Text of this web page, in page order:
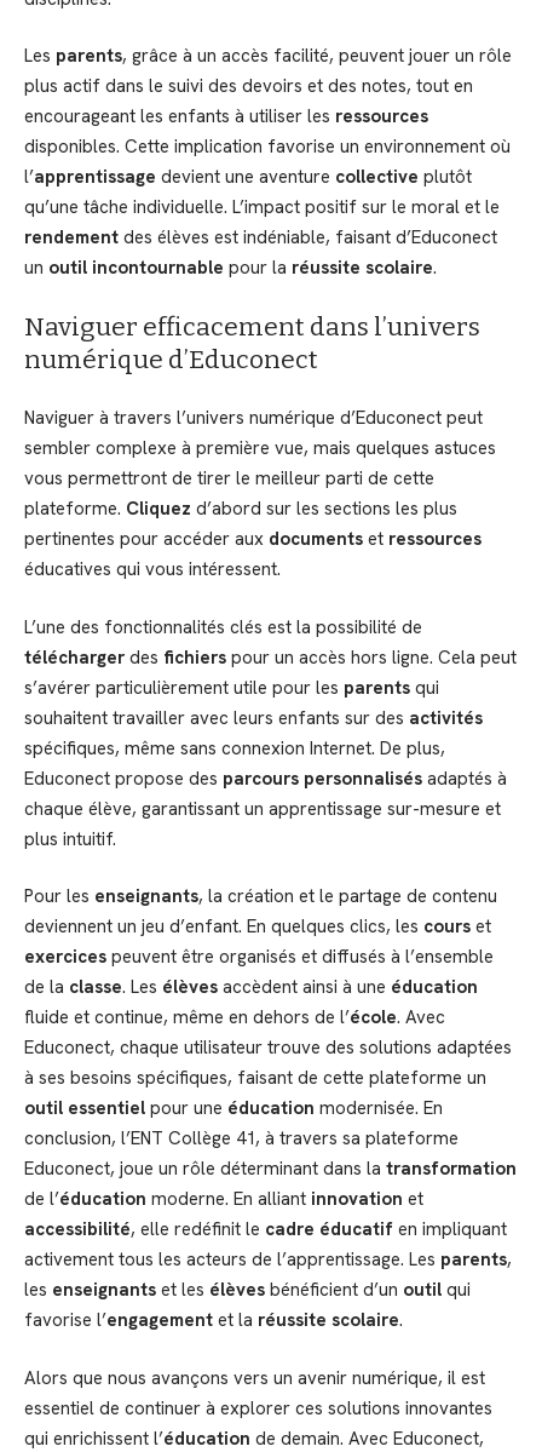
Les parents, grâce à un accès facilité, peuvent jouer un rôle
plus actif dans le suivi des devoirs et des notes, tout en
encourageant les enfants à utiliser les ressources
disponibles. Cette implication favorise un environnement où
l’apprentissage devient une aventure collective plutôt
qu’une tâche individuelle. L’impact positif sur le moral et le
rendement des élèves est indéniable, faisant d’Educonect
un outil incontournable pour la réussite scolaire.
Naviguer efficacement dans l’univers
numérique d’Educonect
Naviguer à travers l’univers numérique d’Educonect peut
sembler complexe à première vue, mais quelques astuces
vous permettront de tirer le meilleur parti de cette
plateforme. Cliquez d’abord sur les sections les plus
pertinentes pour accéder aux documents et ressources
éducatives qui vous intéressent.
L’une des fonctionnalités clés est la possibilité de
télécharger des fichiers pour un accès hors ligne. Cela peut
s’avérer particulièrement utile pour les parents qui
souhaitent travailler avec leurs enfants sur des activités
spécifiques, même sans connexion Internet. De plus,
Educonect propose des parcours personnalisés adaptés à
chaque élève, garantissant un apprentissage sur-mesure et
plus intuitif.
Pour les enseignants, la création et le partage de contenu
deviennent un jeu d’enfant. En quelques clics, les cours et
exercices peuvent être organisés et diffusés à l’ensemble
de la classe. Les élèves accèdent ainsi à une éducation
fluide et continue, même en dehors de l’école. Avec
Educonect, chaque utilisateur trouve des solutions adaptées
à ses besoins spécifiques, faisant de cette plateforme un
outil essentiel pour une éducation modernisée. En
conclusion, l’ENT Collège 41, à travers sa plateforme
Educonect, joue un rôle déterminant dans la transformation
de l’éducation moderne. En alliant innovation et
accessibilité, elle redéfinit le cadre éducatif en impliquant
activement tous les acteurs de l’apprentissage. Les parents,
les enseignants et les élèves bénéficient d’un outil qui
favorise l’engagement et la réussite scolaire.
Alors que nous avançons vers un avenir numérique, il est
essentiel de continuer à explorer ces solutions innovantes
qui enrichissent l’éducation de demain. Avec Educonect,